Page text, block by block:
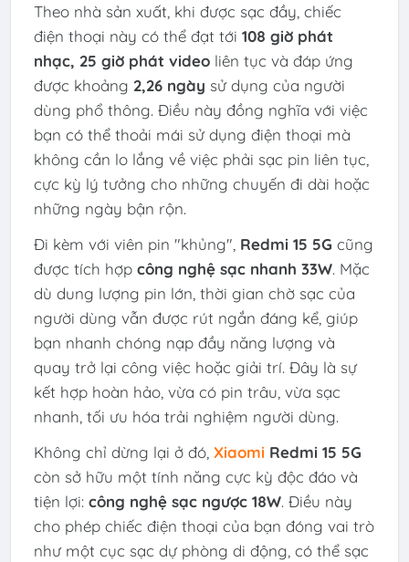
Theo nhà sản xuất, khi được sạc đầy, chiếc
điện thoại này có thể đạt tới 108 giờ phát
nhạc, 25 giờ phát videoliên tục và đáp ứng
được khoảng 2,26 ngày sử dụng của người
dùng phổ thông. Điều này đồng nghĩa với việc
bạn có thể thoải mái sử dụng điện thoại mà
không cần lo lắng về việc phải sạc pin liên tục,
cực kỳ lý tưởng cho những chuyến đi dài hoặc
những ngày bận rộn.
Đi kèm với viên pin "khủng", Redmi 15 5G cũng
được tích hợp công nghệ sạc nhanh 33W. Mặc
dù dung lượng pin lớn, thời gian chờ sạc của
người dùng vẫn được rút ngắn đáng kể, giúp
bạn nhanh chóng nạp đầy năng lượng và
quay trở lại công việc hoặc giải trí. Đây là sự
kết hợp hoàn hảo, vừa có pin trâu, vừa sạc
nhanh, tối ưu hóa trải nghiệm người dùng.
Không chỉ dừng lại ở đó, Xiaomi Redmi 15 5G
còn sở hữu một tính năng cực kỳ độc đáo và
tiện lợi: công nghệ sạc ngược 18W. Điều này
cho phép chiếc điện thoại của bạn đóng vai trò
như một cục sạc dự phòng di động, có thể sạc